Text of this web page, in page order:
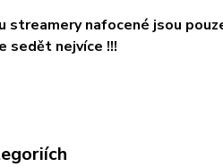
streamery nafocené jsou
sedět nejvíce !!!